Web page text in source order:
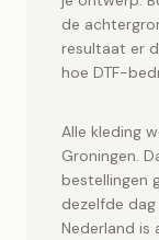
de
resultaat er
hoe DTF-
Alle kleding
Groningen.
bestellingen
dezelfde
Nederland is